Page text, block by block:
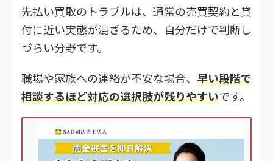
先払い買取のトラブルは、通常の売買契約と貸
付に近い実態が混ざるため、自分だけで判断し
づらい分野です。
職場や家族への連絡が不安な場合、 早い段階で
相談するほど対応の選択肢が残りやすいです。